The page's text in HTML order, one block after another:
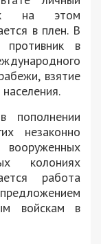
на этом
в плен. В
противник в
взятие
пополнении
незаконно
колониях
работа
войскам в